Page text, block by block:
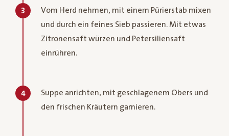
3
Vom Herd nehmen, mit einem Pürierstab mixen
und durch ein feines Sieb passieren. Mit etwas
Zitronensaft würzen und Petersiliensaft
einrühren.
4
Suppe anrichten, mit geschlagenem Obers und
den frischen Kräutern garnieren.